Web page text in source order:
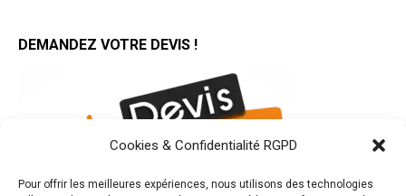
Cookies & Confidentialité RGPD
Pour offrir les meilleures expériences, nous utilisons des technologies
DEMANDEZ VOTRE DEVIS !